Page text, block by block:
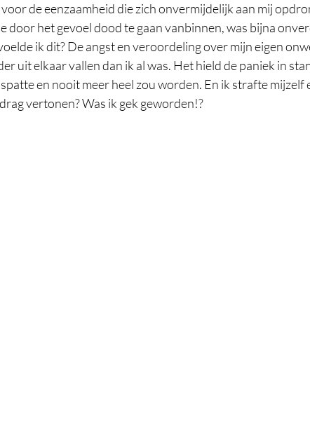
de eenzaamheid die zich onvermijdelijk aan mij
door het gevoel dood te gaan vanbinnen, was bijna
ik dit? De angst en veroordeling over mijn eigen
uit elkaar vallen dan ik al was. Het hield de paniek in
en nooit meer heel zou worden. En ik strafte mijzelf
vertonen? Was ik gek geworden!?